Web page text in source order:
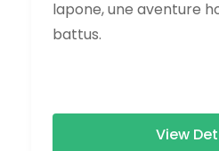
lapone, une aventure
battus.
View